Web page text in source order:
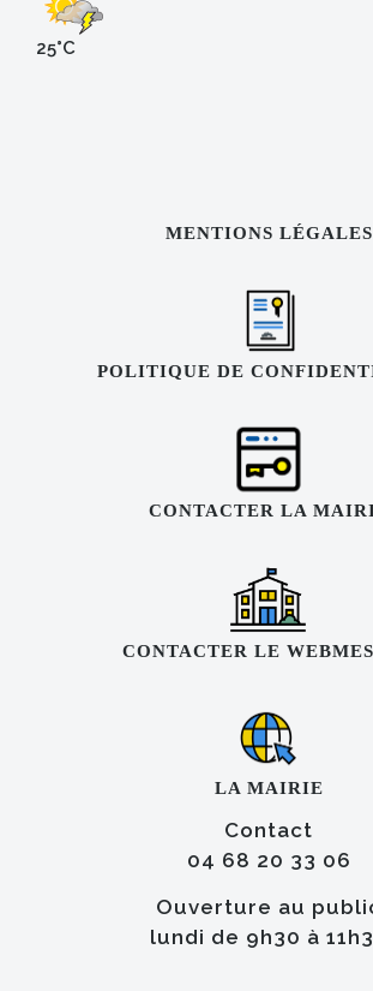
25°C
MENTIONS LÉGALES
POLITIQUE DE
CONTACTER LA
CONTACTER LE
LA MAIRIE
Contact
04 68 20 33 06
Ouverture au
lundi de 9h30 à